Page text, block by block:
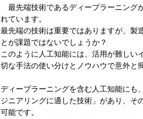
最先端技術であるディープラーニング
れています。
最先端の技術は重要ではありますが、製
とが課題ではないでしょうか？
このように人工知能には、活用が難しい
切な手法の使い分けとノウハウで意外と
ディープラーニングを含む人工知能にも
ジニアリングに適した技術」があり、そ
可能です。